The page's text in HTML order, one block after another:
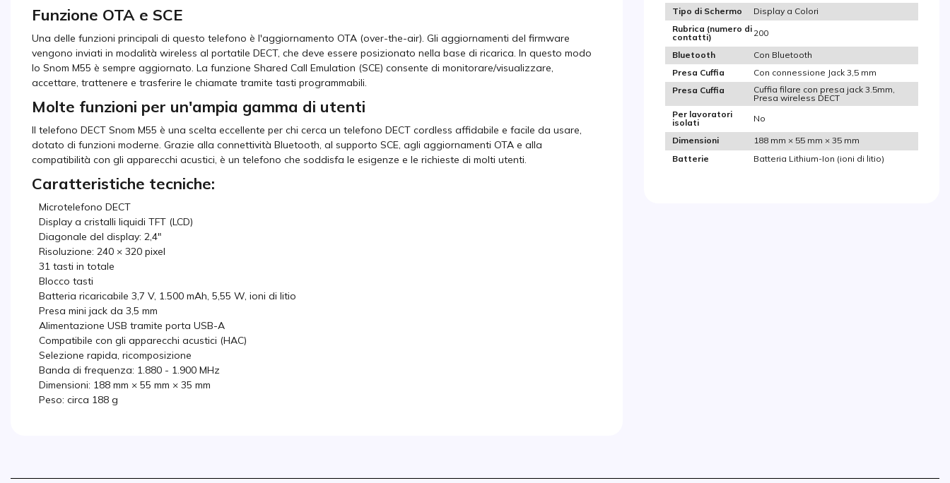
Funzione OTA e SCE
Una delle funzioni principali di questo telefono è l'aggiornamento OTA (over-the-air). Gli aggiornamenti del firmware
vengono inviati in modalità wireless al portatile DECT, che deve essere posizionato nella base di ricarica. In questo modo
lo Snom M55 è sempre aggiornato. La funzione Shared Call Emulation (SCE) consente di monitorare/visualizzare,
accettare, trattenere e trasferire le chiamate tramite tasti programmabili.
Molte funzioni per un'ampia gamma di utenti
Il telefono DECT Snom M55 è una scelta eccellente per chi cerca un telefono DECT cordless affidabile e facile da usare,
dotato di funzioni moderne. Grazie alla connettività Bluetooth, al supporto SCE, agli aggiornamenti OTA e alla
compatibilità con gli apparecchi acustici, è un telefono che soddisfa le esigenze e le richieste di molti utenti.
Caratteristiche tecniche:
Microtelefono DECT
Display a cristalli liquidi TFT (LCD)
Diagonale del display: 2,4″
Risoluzione: 240 × 320 pixel
31 tasti in totale
Blocco tasti
Batteria ricaricabile 3,7 V, 1.500 mAh, 5,55 W, ioni di litio
Presa mini jack da 3,5 mm
Alimentazione USB tramite porta USB-A
Compatibile con gli apparecchi acustici (HAC)
Selezione rapida, ricomposizione
Banda di frequenza: 1.880 - 1.900 MHz
Dimensioni: 188 mm × 55 mm × 35 mm
Peso: circa 188 g
Tipo di Schermo
Display a Colori
Rubrica (numero di
contatti)
200
Bluetooth
Con Bluetooth
Presa Cuffia
Con connessione Jack 3,5 mm
Presa Cuffia
Cuffia filare con presa jack 3.5mm,
Presa wireless DECT
Per lavoratori
isolati
No
Dimensioni
188 mm × 55 mm × 35 mm
Batterie
Batteria Lithium-Ion (ioni di litio)